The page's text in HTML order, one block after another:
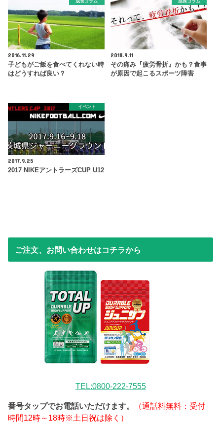
成長コラム
2016.11.29
子どもがご飯を食べてくれない時
はどうすれば良い？
成長コラム
2018.9.11
その痛み『疲労骨折』かも？食事
が原因で起こるスポーツ障害
イベント
2017.9.25
2017 NIKEアントラーズCUP U12
ご注文、お問い合わせはコチラから
TEL:0800-222-7555
番号タップでお電話いただけます。
（通話料無料：受付
時間12時～18時※土日祝は除く）